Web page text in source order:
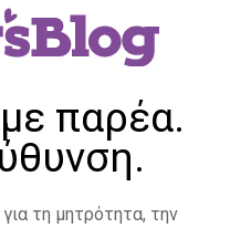
παρέα.
τη μητρότητα, την